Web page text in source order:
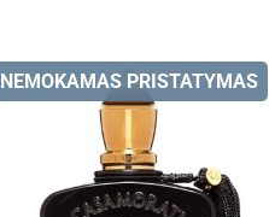
NEMOKAMAS PRISTATYMAS